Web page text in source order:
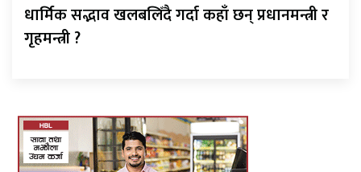
धार्मिक सद्भाव खलबलिँदै गर्दा कहाँ छन् प्रधानमन्त्री र
गृहमन्त्री ?